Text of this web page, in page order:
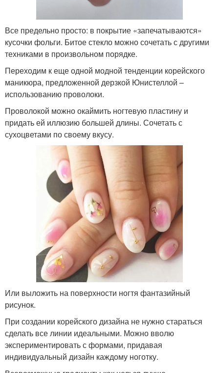
Все предельно просто: в покрытие «запечатываются»
кусочки фольги. Битое стекло можно сочетать с другими
техниками в произвольном порядке.
Переходим к еще одной модной тенденции корейского
маникюра, предложенной дерзкой Юнистеллой –
использованию проволоки.
Проволокой можно окаймить ногтевую пластину и
придать ей иллюзию большей длины. Сочетать с
сухоцветами по своему вкусу.
Или выложить на поверхности ногтя фантазийный
рисунок.
При создании корейского дизайна не нужно стараться
сделать все линии идеальными. Можно вволю
экспериментировать с формами, придавая
индивидуальный дизайн каждому ноготку.